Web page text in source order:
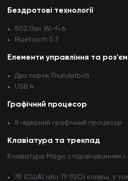
Бездротові технології
802.11ax Wi-Fi 6
Bluetooth 5.3
Елементи управління та
Два порти Thunderbolt
USB 4
Графічний процесор
8-ядерний графічний процесор
Клавіатура та трекпад
Клавіатура Magic з підсвічуванням і:
78 (США) або 79 (ISO) клавіш, у